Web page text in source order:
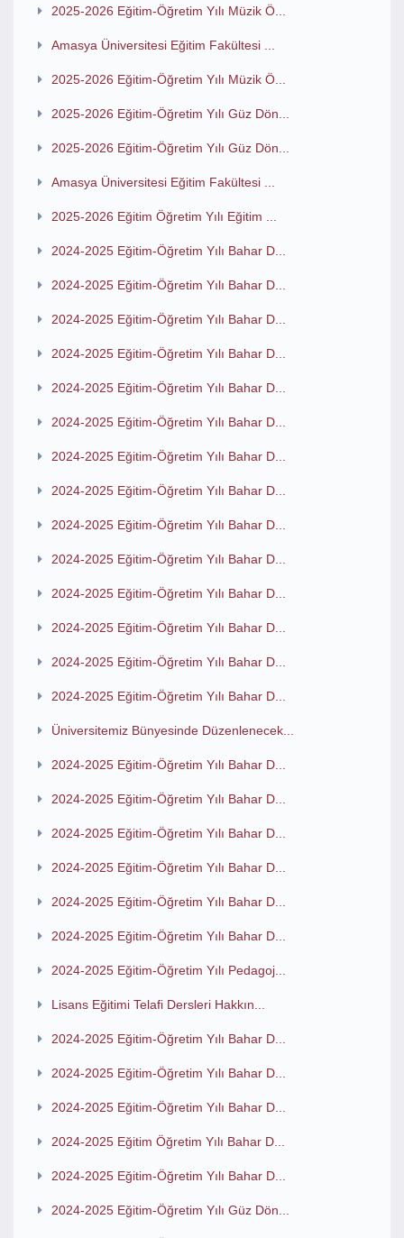
2025-2026 Eğitim-Öğretim Yılı Müzik Ö...
Amasya Üniversitesi Eğitim Fakültesi ...
2025-2026 Eğitim-Öğretim Yılı Müzik Ö...
2025-2026 Eğitim-Öğretim Yılı Güz Dön...
2025-2026 Eğitim-Öğretim Yılı Güz Dön...
Amasya Üniversitesi Eğitim Fakültesi ...
2025-2026 Eğitim Öğretim Yılı Eğitim ...
2024-2025 Eğitim-Öğretim Yılı Bahar D...
2024-2025 Eğitim-Öğretim Yılı Bahar D...
2024-2025 Eğitim-Öğretim Yılı Bahar D...
2024-2025 Eğitim-Öğretim Yılı Bahar D...
2024-2025 Eğitim-Öğretim Yılı Bahar D...
2024-2025 Eğitim-Öğretim Yılı Bahar D...
2024-2025 Eğitim-Öğretim Yılı Bahar D...
2024-2025 Eğitim-Öğretim Yılı Bahar D...
2024-2025 Eğitim-Öğretim Yılı Bahar D...
2024-2025 Eğitim-Öğretim Yılı Bahar D...
2024-2025 Eğitim-Öğretim Yılı Bahar D...
2024-2025 Eğitim-Öğretim Yılı Bahar D...
2024-2025 Eğitim-Öğretim Yılı Bahar D...
2024-2025 Eğitim-Öğretim Yılı Bahar D...
Üniversitemiz Bünyesinde Düzenlenecek...
2024-2025 Eğitim-Öğretim Yılı Bahar D...
2024-2025 Eğitim-Öğretim Yılı Bahar D...
2024-2025 Eğitim-Öğretim Yılı Bahar D...
2024-2025 Eğitim-Öğretim Yılı Bahar D...
2024-2025 Eğitim-Öğretim Yılı Bahar D...
2024-2025 Eğitim-Öğretim Yılı Bahar D...
2024-2025 Eğitim-Öğretim Yılı Pedagoj...
Lisans Eğitimi Telafi Dersleri Hakkın...
2024-2025 Eğitim-Öğretim Yılı Bahar D...
2024-2025 Eğitim-Öğretim Yılı Bahar D...
2024-2025 Eğitim-Öğretim Yılı Bahar D...
2024-2025 Eğitim Öğretim Yılı Bahar D...
2024-2025 Eğitim-Öğretim Yılı Bahar D...
2024-2025 Eğitim-Öğretim Yılı Güz Dön...